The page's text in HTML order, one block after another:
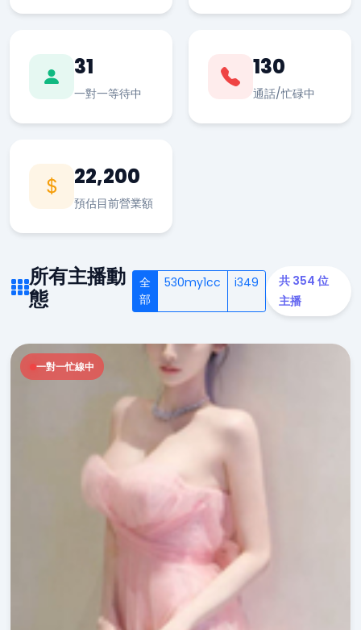
31
一對一等待中
130
通話/忙碌中
22,200
預估目前營業額
所有主播動
態
全
部
530my1cc i349
共 354 位
主播
一對一忙線中